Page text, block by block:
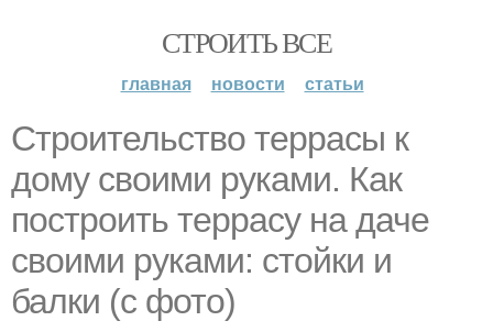
СТРОИТЬ ВСЕ
главная новости статьи
Строительство террасы к
дому своими руками. Как
построить террасу на даче
своими руками: стойки и
балки (с фото)